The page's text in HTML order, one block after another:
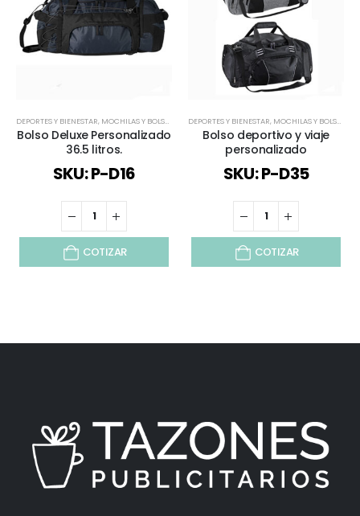
DEPORTES Y BIENESTAR, MOCHILAS Y BOLSOS VIAJES Y VACACIONES
Bolso Deluxe Personalizado
36.5 litros.
SKU: P-D16
COTIZAR
DEPORTES Y BIENESTAR, MOCHILAS Y BOLSOS
Bolso deportivo y viaje
personalizado
SKU: P-D35
COTIZAR